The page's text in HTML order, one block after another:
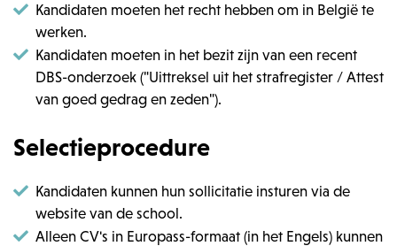
Kandidaten moeten het recht hebben om in België te
werken.
Kandidaten moeten in het bezit zijn van een recent
DBS-onderzoek ("Uittreksel uit het strafregister / Attest
van goed gedrag en zeden").
Selectieprocedure
Kandidaten kunnen hun sollicitatie insturen via de
website van de school.
Alleen CV's in Europass-formaat (in het Engels) kunnen